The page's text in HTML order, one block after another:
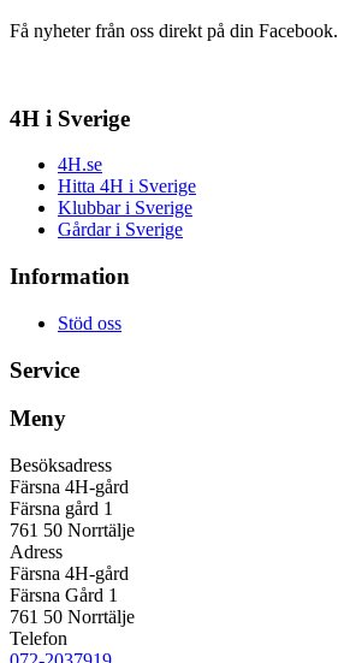
Få nyheter från oss direkt på din Facebook.
4H i Sverige
4H.se
Hitta 4H i Sverige
Klubbar i Sverige
Gårdar i Sverige
Information
Stöd oss
Service
Meny
Besöksadress
Färsna 4H-gård
Färsna gård 1
761 50 Norrtälje
Adress
Färsna 4H-gård
Färsna Gård 1
761 50 Norrtälje
Telefon